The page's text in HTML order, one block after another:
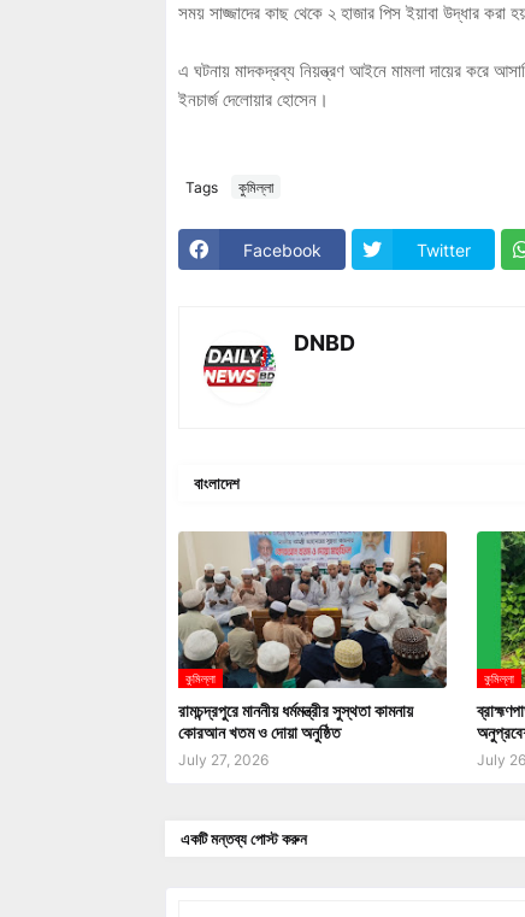
সময় সাজ্জাদের কাছ থেকে ২ হাজার পিস ইয়াবা উদ্ধার
এ ঘটনায় মাদকদ্রব্য নিয়ন্ত্রণ আইনে মামলা দায়ের করে
ইনচার্জ দেলোয়ার হোসেন।
Tags কুমিল্লা
Facebook Twitter
DNBD
বাংলাদেশ
কুমিল্লা
রামচন্দ্রপুরে মাননীয় ধর্মমন্ত্রীর সুস্থতা কামনায়
কোরআন খতম ও দোয়া অনুষ্ঠিত
July 27, 2026
কুমিল্লা
July
একটি মন্তব্য পোস্ট করুন